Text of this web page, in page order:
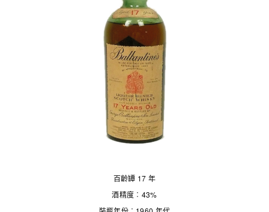
百齡罈 17 年
酒精度︰43%